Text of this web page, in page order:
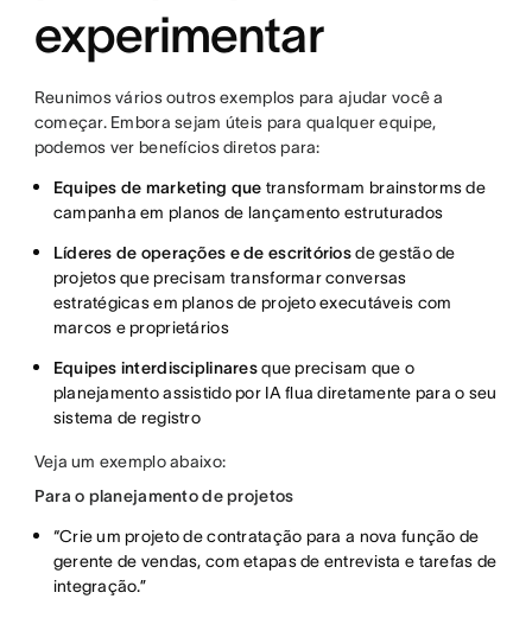
experimentar
Reunimos vários outros exemplos para ajudar você a
começar. Embora sejam úteis para qualquer equipe,
podemos ver benefícios diretos para:
Equipes de marketing que transformam brainstorms de
campanha em planos de lançamento estruturados
Líderes de operações e de escritóriosde gestão de
projetos que precisam transformar conversas
estratégicas em planos de projeto executáveis com
marcos e proprietários
Equipes interdisciplinaresque precisam que o
planejamento assistido por IA flua diretamente para o seu
sistema de registro
Veja um exemplo abaixo:
Para o planejamento de projetos
“Crie um projeto de contratação para a nova função de
gerente de vendas, com etapas de entrevista e tarefas de
integração.”